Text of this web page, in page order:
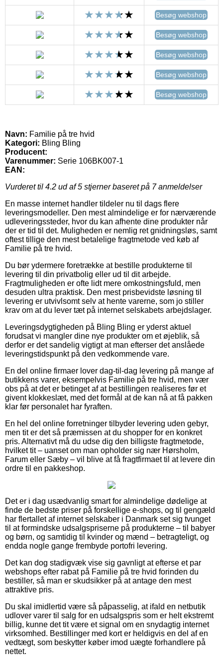
Besøg webshop
Besøg webshop
Besøg webshop
Besøg webshop
Besøg webshop
Navn: Familie på tre hvid
Kategori: Bling Bling
Producent:
Varenummer: Serie 106BK007-1
EAN:
Vurderet til 4.2 ud af 5 stjerner baseret på 7anmeldelser
En masse internet handler tildeler nu til dags flere
leveringsmodeller. Den mest almindelige er for nærværende
udleveringssteder, hvor du kan afhente dine produkter når
der er tid til det. Muligheden er nemlig ret gnidningsløs, samt
oftest tillige den mest betalelige fragtmetode ved køb af
Familie på tre hvid.
Du bør ydermere foretrække at bestille produkterne til
levering til din privatbolig eller ud til dit arbejde.
Fragtmuligheden er ofte lidt mere omkostningsfuld, men
desuden ultra praktisk. Den mest prisbevidste løsning til
levering er utvivlsomt selv at hente varerne, som jo stiller
krav om at du lever tæt på internet selskabets arbejdslager.
Leveringsdygtigheden på Bling Bling er yderst aktuel
forudsat vi mangler dine nye produkter om et øjeblik, så
derfor er det sandelig vigtigt at man efterser det anslåede
leveringstidspunkt på den vedkommende vare.
En del online firmaer lover dag-til-dag levering på mange af
butikkens varer, eksempelvis Familie på tre hvid, men vær
obs på at det er betinget af at bestillingen realiseres før et
givent klokkeslæt, med det formål at de kan nå at få pakken
klar før personalet har fyraften.
En hel del online forretninger tilbyder levering uden gebyr,
men tit er det så præmissen at du shopper for en konkret
pris. Alternativt må du udse dig den billigste fragtmetode,
hvilket tit – uanset om man opholder sig nær Hørsholm,
Farum eller Sæby – vil blive at få fragtfirmaet til at levere din
ordre til en pakkeshop.
Det er i dag usædvanlig smart for almindelige dødelige at
finde de bedste priser på forskellige e-shops, og til gengæld
har flertallet af internet selskaber i Danmark set sig tvunget
til at formindske udsalgspriserne på produkterne – til babyer
og børn, og samtidig til kvinder og mænd – betragteligt, og
endda nogle gange frembyde portofri levering.
Det kan dog stadigvæk vise sig gavnligt at efterse et par
webshops efter rabat på Familie på tre hvid forinden du
bestiller, så man er skudsikker på at antage den mest
attraktive pris.
Du skal imidlertid være så påpasselig, at ifald en netbutik
udlover varer til salg for en udsalgspris som er helt ekstremt
billig, kunne det tit være et signal om en snydagtig internet
virksomhed. Bestillinger med kort er heldigvis en del af en
vedtægt, som beskytter køber imod uægte forhandlere på
nettet.